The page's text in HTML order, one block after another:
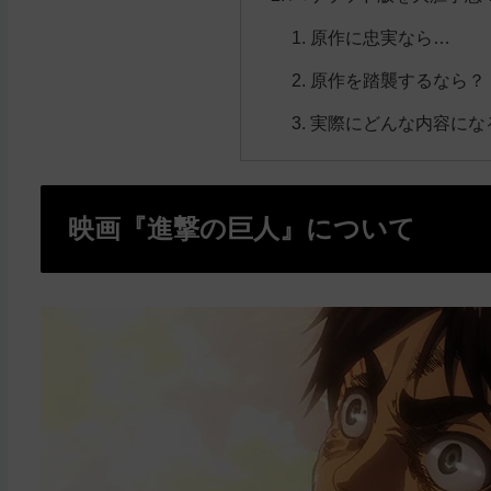
原作に忠実なら…
原作を踏襲するなら？
実際にどんな内容にな
映画『進撃の巨人』について